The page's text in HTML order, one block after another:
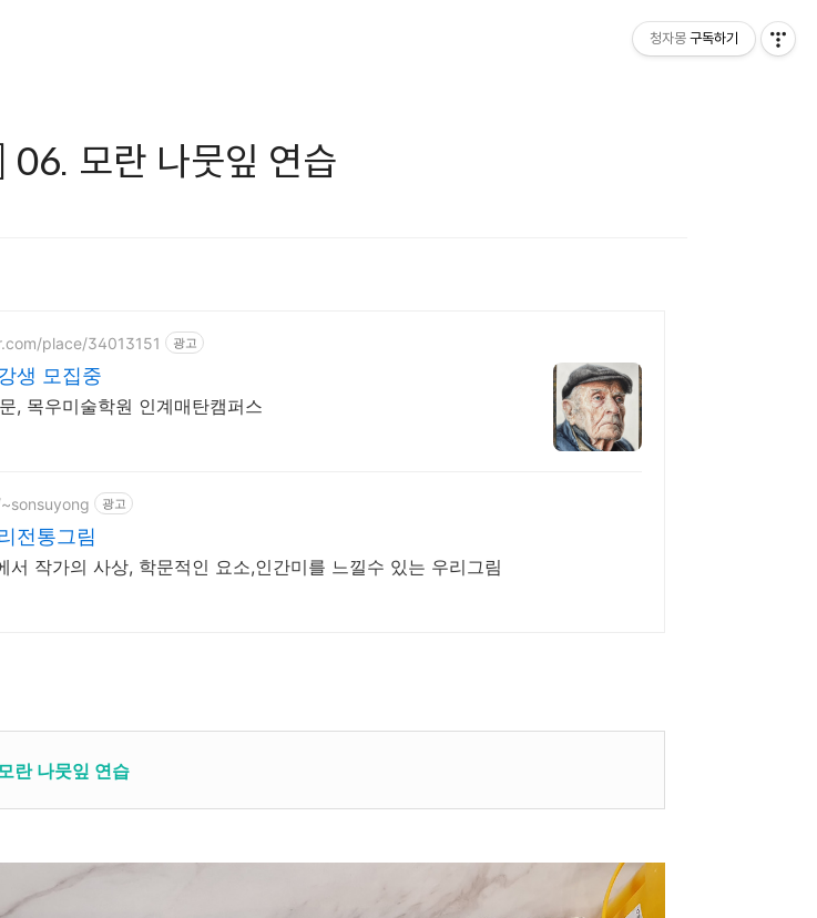
06. 모란 나뭇잎 연습
place/34013151 광고
생 모집중
, 목우미술학원 인계매탄캠퍼스
광고
전통그림
서 작가의 사상, 학문적인 요소,인간미를 느낄수 있는 우리그림
란 나뭇잎 연습
청자몽 구독하기